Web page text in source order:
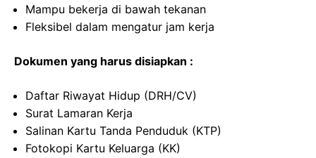
Mampu bekerja di bawah tekanan
Fleksibel dalam mengatur jam kerja
Dokumen yang harus disiapkan :
Daftar Riwayat Hidup (DRH/CV)
Surat Lamaran Kerja
Salinan Kartu Tanda Penduduk (KTP)
Fotokopi Kartu Keluarga (KK)